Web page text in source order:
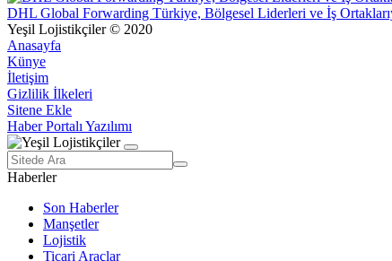
DHL Global Forwarding Türkiye, Bölgesel Liderleri ve İş
Yeşil Lojistikçiler © 2020
Anasayfa
Künye
İletişim
Gizlilik İlkeleri
Sitene Ekle
Haber Portalı Yazılımı
Haberler
Son Haberler
Manşetler
Lojistik
Ticari Araçlar